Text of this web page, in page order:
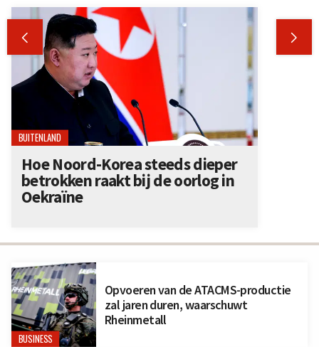
BUSINESS
Opvoeren van de ATACMS-productie
zal jaren duren, waarschuwt
Rheinmetall
 
BUITENLAND
Hoe Noord-Korea steeds dieper
betrokken raakt bij de oorlog in
Oekraïne